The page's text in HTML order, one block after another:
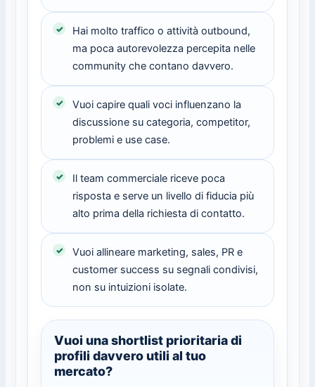
Hai molto traffico o attività outbound,
ma poca autorevolezza percepita nelle
community che contano davvero.
Vuoi capire quali voci influenzano la
discussione su categoria, competitor,
problemi e use case.
Il team commerciale riceve poca
risposta e serve un livello di fiducia più
alto prima della richiesta di contatto.
Vuoi allineare marketing, sales, PR e
customer success su segnali condivisi,
non su intuizioni isolate.
Vuoi una shortlist prioritaria di
profili davvero utili al tuo
mercato?